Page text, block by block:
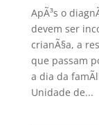
ApÃ³s o
devem ser
crianÃ§a, a
que passam
a dia da
Unidade de...